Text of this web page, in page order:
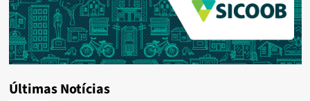
Últimas Notícias